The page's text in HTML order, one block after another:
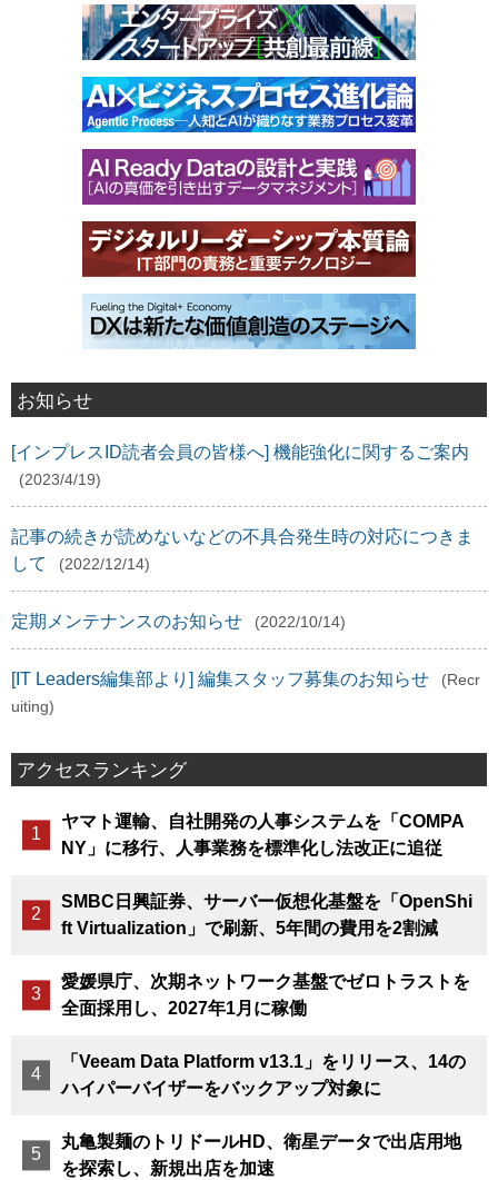
お知らせ
[インプレスID読者会員の皆様へ] 機能強化に関するご案内
(2023/4/19)
記事の続きが読めないなどの不具合発生時の対応につきま
して
(2022/12/14)
定期メンテナンスのお知らせ (2022/10/14)
[IT Leaders編集部より] 編集スタッフ募集のお知らせ
(Recr
uiting)
アクセスランキング
ヤマト運輸、自社開発の人事システムを「COMPA
NY」に移行、人事業務を標準化し法改正に追従
SMBC日興証券、サーバー仮想化基盤を「OpenShi
ft Virtualization」で刷新、5年間の費用を2割減
愛媛県庁、次期ネットワーク基盤でゼロトラストを
全面採用し、2027年1月に稼働
「Veeam Data Platform v13.1」をリリース、14の
ハイパーバイザーをバックアップ対象に
丸亀製麺のトリドールHD、衛星データで出店用地
を探索し、新規出店を加速